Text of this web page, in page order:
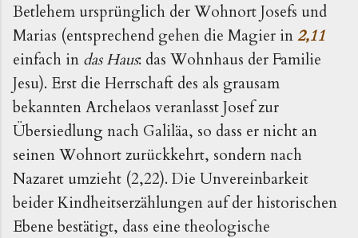
Betlehem ursprünglich der Wohnort Josefs und
Marias (entsprechend gehen die Magier in2,11
einfach in das Haus: das Wohnhaus der Familie
Jesu). Erst die Herrschaft des als grausam
bekannten Archelaos veranlasst Josef zur
Übersiedlung nach Galiläa, so dass er nicht an
seinen Wohnort zurückkehrt, sondern nach
Nazaret umzieht (2,22). Die Unvereinbarkeit
beider Kindheitserzählungen auf der historischen
Ebene bestätigt, dass eine theologische